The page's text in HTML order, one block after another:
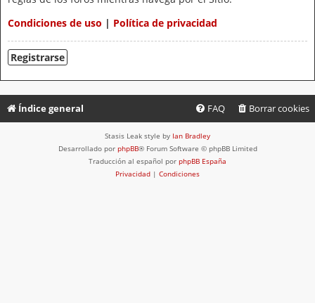
Condiciones de uso | Política de privacidad
Registrarse
Índice general Borrar cookies
FAQ
Stasis Leak style by Ian Bradley
Desarrollado por phpBB® Forum Software © phpBB Limited
Traducción al español por phpBB España
Privacidad | Condiciones